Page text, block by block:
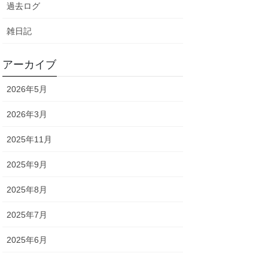
過去ログ
雑日記
アーカイブ
2026年5月
2026年3月
2025年11月
2025年9月
2025年8月
2025年7月
2025年6月